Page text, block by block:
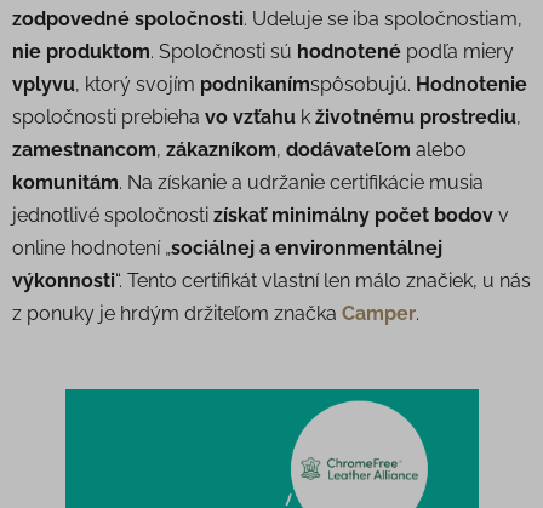
zodpovedné spoločnosti. Udeluje se iba spoločnostiam,
nie produktom. Spoločnosti sú hodnotené podľa miery
vplyvu, ktorý svojím podnikanímspôsobujú. Hodnotenie
spoločnosti prebieha vo vzťahu k životnému prostrediu,
zamestnancom, zákazníkom, dodávateľom alebo
komunitám. Na získanie a udržanie certifikácie musia
jednotlivé spoločnosti získať minimálny počet bodov v
online hodnotení „sociálnej a environmentálnej
výkonnosti“. Tento certifikát vlastní len málo značiek, u nás
z ponuky je hrdým držiteľom značka Camper.